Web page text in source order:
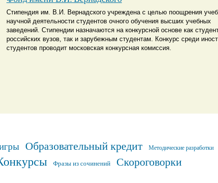
Стипендия им. В.И. Вернадского учреждена с целью поощрения
научной деятельности студентов очного обучения высших учебных
заведений. Стипендии назначаются на конкурсной основе как
российских вузов, так и зарубежным студентам. Конкурс среди
студентов проводит московская конкурсная комиссия.
Образовательный кредит Методические разработки
Фразы из сочинений Скороговорки